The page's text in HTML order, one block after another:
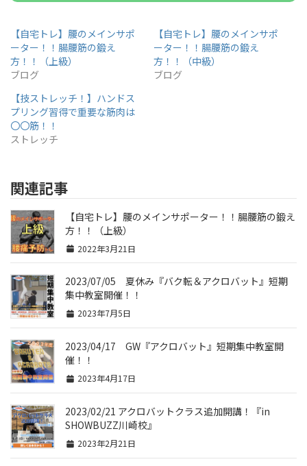
【自宅トレ】腰のメインサポ
ーター！！腸腰筋の鍛え
方！！（上級）
ブログ
【自宅トレ】腰のメインサポ
ーター！！腸腰筋の鍛え
方！！（中級）
ブログ
【技ストレッチ！】ハンドス
プリング習得で重要な筋肉は
〇〇筋！！
ストレッチ
関連記事
【自宅トレ】腰のメインサポーター！！腸腰筋の鍛え
方！！（上級）
2022年3月21日
2023/07/05 夏休み『バク転＆アクロバット』短期
集中教室開催！！
2023年7月5日
2023/04/17 GW『アクロバット』短期集中教室開
催！！
2023年4月17日
2023/02/21 アクロバットクラス追加開講！『in
SHOWBUZZ川崎校』
2023年2月21日